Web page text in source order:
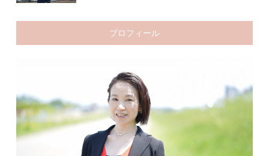
プロフィール